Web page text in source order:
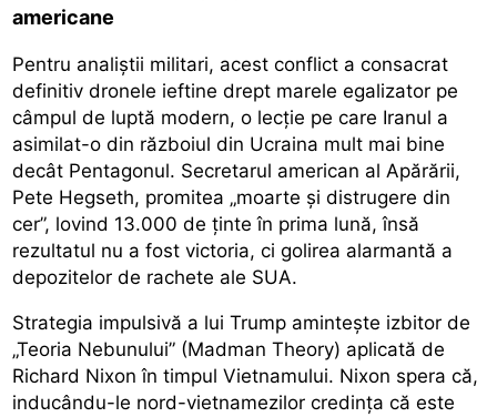
americane
Pentru analiștii militari, acest conflict a consacrat
definitiv dronele ieftine drept marele egalizator pe
câmpul de luptă modern, o lecție pe care Iranul a
asimilat-o din războiul din Ucraina mult mai bine
decât Pentagonul. Secretarul american al Apărării,
Pete Hegseth, promitea „moarte și distrugere din
cer”, lovind 13.000 de ținte în prima lună, însă
rezultatul nu a fost victoria, ci golirea alarmantă a
depozitelor de rachete ale SUA.
Strategia impulsivă a lui Trump amintește izbitor de
„Teoria Nebunului” (Madman Theory) aplicată de
Richard Nixon în timpul Vietnamului. Nixon spera că,
inducându-le nord-vietnamezilor credința că este